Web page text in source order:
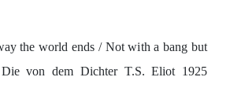
the world ends / Not with a bang but
von dem Dichter T.S. Eliot 1925